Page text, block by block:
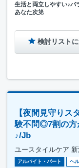
生活と両立しやすい♪バ
あなた次第
検討リスト
【夜間見守りス
験不問◎7割の方
♪/Jb
ユースタイルケア
アルバイト・パート ヘ